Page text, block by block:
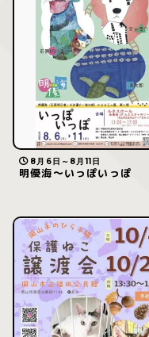
8月6日～8月11日
明優海〜いっぽいっぽ